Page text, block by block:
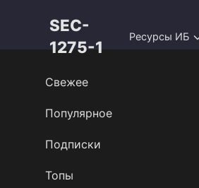
SEC-
1275-1
Ресурсы ИБ
Свежее
Популярное
Подписки
Топы